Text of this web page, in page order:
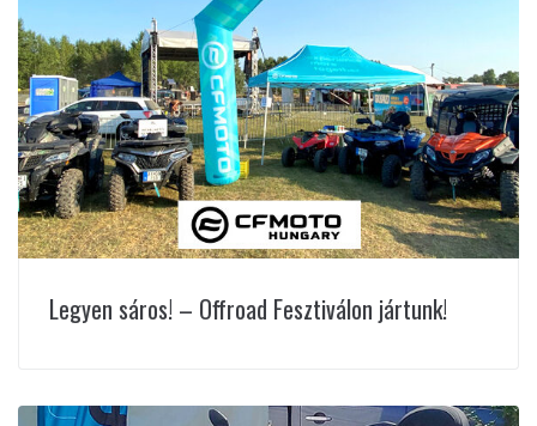
Legyen sáros! – Offroad Fesztiválon jártunk!